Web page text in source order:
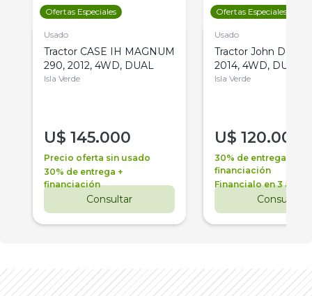
Ofertas Especiales
Usado
Tractor CASE IH MAGNUM
290, 2012, 4WD, DUAL
Isla Verde
U$ 145.000
Precio oferta sin usado
30% de entrega +
financiación
Consultar
Ofertas Especiales
Usado
Tractor John Deere
2014, 4WD, DUAL
Isla Verde
U$ 120.000
30% de entrega +
financiación
Financialo en 3 años
Consultar